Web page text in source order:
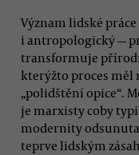
Význam lidské
i antropologický —
transformuje
kterýžto proces
„polidštění opice“.
je marxisty coby
modernity
teprve lidským